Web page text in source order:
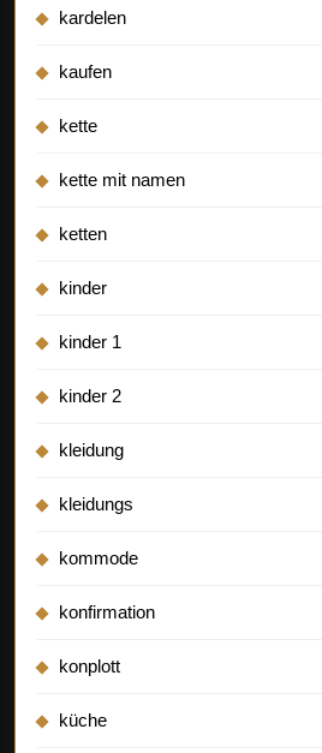
kardelen
kaufen
kette
kette mit namen
ketten
kinder
kinder 1
kinder 2
kleidung
kleidungs
kommode
konfirmation
konplott
küche